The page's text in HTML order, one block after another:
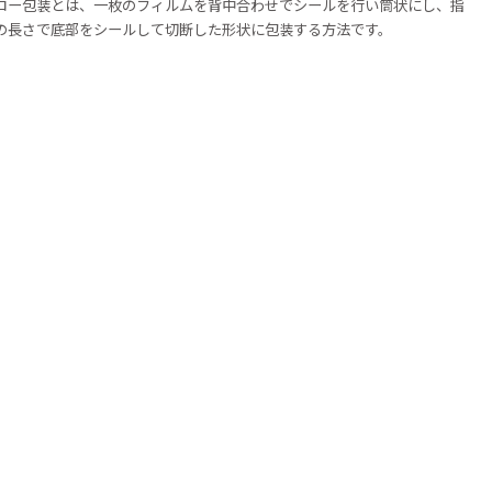
ー包装とは、一枚のフィルムを背中合わせでシールを行い筒状にし、指
長さで底部をシールして切断した形状に包装する方法です。